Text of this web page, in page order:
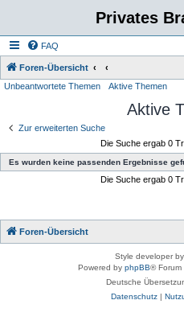
Privates
FAQ
Foren-Übersicht
Unbeantwortete Themen Aktive Themen
Aktive
Zur erweiterten Suche
Die Suche ergab 0
Es wurden keine passenden Ergebnisse
Die Suche ergab 0
Foren-Übersicht
Style developer by
Powered by phpBB® Forum
Deutsche
Datenschutz|